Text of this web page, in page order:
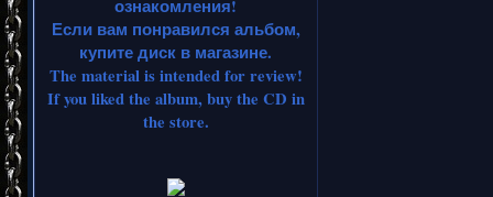
ознакомления!
Если вам понравился альбом,
купите диск в магазине.
The material is intended for review!
If you liked the album, buy the CD in
the store.